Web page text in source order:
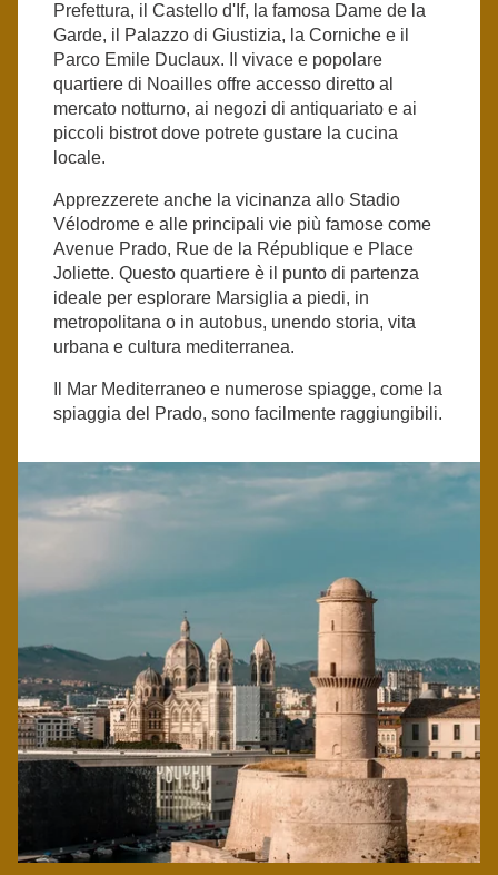
Prefettura, il Castello d'If, la famosa Dame de la
Garde, il Palazzo di Giustizia, la Corniche e il
Parco Emile Duclaux. Il vivace e popolare
quartiere di Noailles offre accesso diretto al
mercato notturno, ai negozi di antiquariato e ai
piccoli bistrot dove potrete gustare la cucina
locale.
Apprezzerete anche la vicinanza allo Stadio
Vélodrome e alle principali vie più famose come
Avenue Prado, Rue de la République e Place
Joliette. Questo quartiere è il punto di partenza
ideale per esplorare Marsiglia a piedi, in
metropolitana o in autobus, unendo storia, vita
urbana e cultura mediterranea.
Il Mar Mediterraneo e numerose spiagge, come la
spiaggia del Prado, sono facilmente raggiungibili.